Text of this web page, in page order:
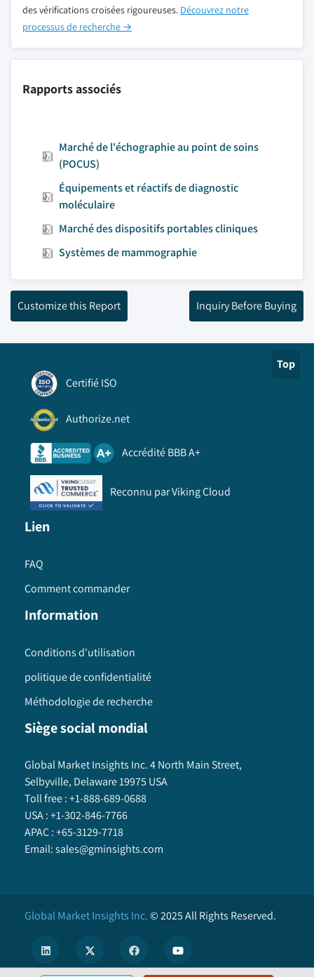
des vérifications croisées rigoureuses. Découvrez notre
processus de recherche →
Rapports associés
Marché de l'échographie au point de soins
(POCUS)
Équipements et réactifs de diagnostic
moléculaire
Marché des dispositifs portables cliniques
Systèmes de mammographie
Customize this Report Inquiry Before Buying
Top
Certifié ISO
Authorize.net
Accrédité BBB A+
Reconnu par Viking Cloud
Lien
FAQ
Comment commander
Information
Conditions d'utilisation
politique de confidentialité
Méthodologie de recherche
Siège social mondial
Global Market Insights Inc. 4 North Main Street,
Selbyville, Delaware 19975 USA
Toll free :+1-888-689-0688
USA :+1-302-846-7766
APAC :+65-3129-7718
Email:sales@gminsights.com
Global Market Insights Inc.©2025All Rights Reserved.